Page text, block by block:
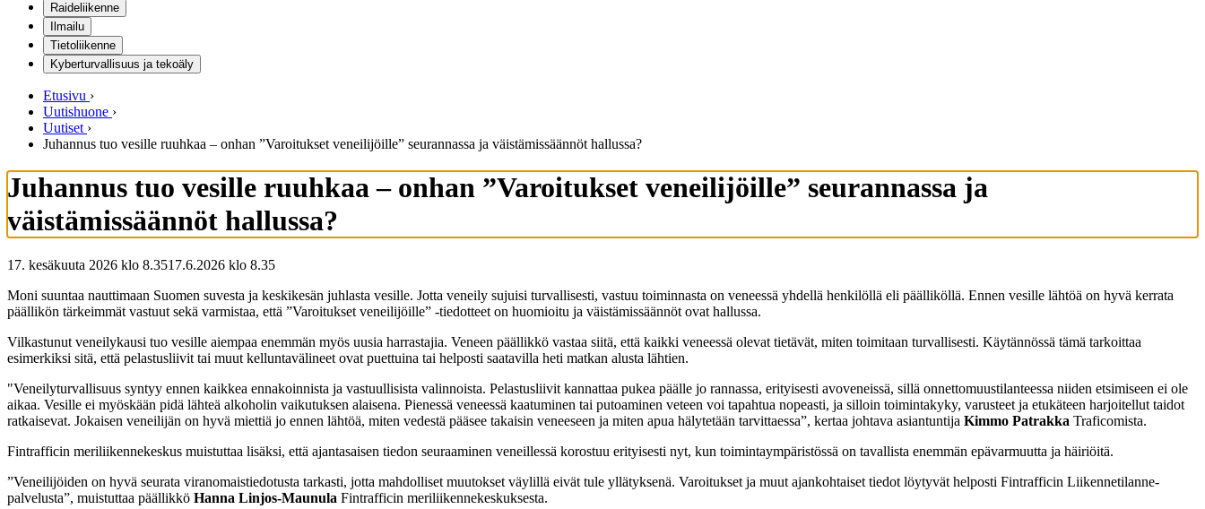
Raideliikenne
Ilmailu
Tietoliikenne
Kyberturvallisuus ja tekoäly
Etusivu ›
Uutishuone ›
Uutiset ›
Juhannus tuo vesille ruuhkaa – onhan ”Varoitukset veneilijöille” seurannassa ja väistämissäännöt hallussa?
Juhannus tuo vesille ruuhkaa – onhan ”Varoitukset veneilijöille” seurannassa ja
väistämissäännöt hallussa?
17. kesäkuuta 2026 klo 8.3517.6.2026 klo 8.35
Moni suuntaa nauttimaan Suomen suvesta ja keskikesän juhlasta vesille. Jotta veneily sujuisi turvallisesti, vastuu toiminnasta on veneessä yhdellä henkilöllä eli päälliköllä. Ennen vesille lähtöä on hyvä kerrata
päällikön tärkeimmät vastuut sekä varmistaa, että ”Varoitukset veneilijöille” -tiedotteet on huomioitu ja väistämissäännöt ovat hallussa.
Vilkastunut veneilykausi tuo vesille aiempaa enemmän myös uusia harrastajia. Veneen päällikkö vastaa siitä, että kaikki veneessä olevat tietävät, miten toimitaan turvallisesti. Käytännössä tämä tarkoittaa
esimerkiksi sitä, että pelastusliivit tai muut kelluntavälineet ovat puettuina tai helposti saatavilla heti matkan alusta lähtien.
"Veneilyturvallisuus syntyy ennen kaikkea ennakoinnista ja vastuullisista valinnoista. Pelastusliivit kannattaa pukea päälle jo rannassa, erityisesti avoveneissä, sillä onnettomuustilanteessa niiden etsimiseen ei ole
aikaa. Vesille ei myöskään pidä lähteä alkoholin vaikutuksen alaisena. Pienessä veneessä kaatuminen tai putoaminen veteen voi tapahtua nopeasti, ja silloin toimintakyky, varusteet ja etukäteen harjoitellut taidot
ratkaisevat. Jokaisen veneilijän on hyvä miettiä jo ennen lähtöä, miten vedestä pääsee takaisin veneeseen ja miten apua hälytetään tarvittaessa”, kertaa johtava asiantuntija Kimmo Patrakka Traficomista.
Fintrafficin meriliikennekeskus muistuttaa lisäksi, että ajantasaisen tiedon seuraaminen veneillessä korostuu erityisesti nyt, kun toimintaympäristössä on tavallista enemmän epävarmuutta ja häiriöitä.
”Veneilijöiden on hyvä seurata viranomaistiedotusta tarkasti, jotta mahdolliset muutokset väylillä eivät tule yllätyksenä. Varoitukset ja muut ajankohtaiset tiedot löytyvät helposti Fintrafficin Liikennetilanne-
palvelusta”, muistuttaa päällikkö Hanna Linjos-Maunula Fintrafficin meriliikennekeskuksesta.